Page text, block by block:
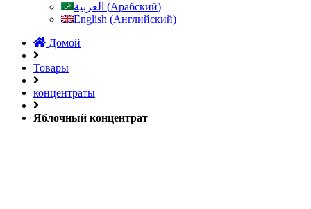
العربية (Арабский)
English (Английский)
Домой
Товары
концентраты
Яблочный концентрат